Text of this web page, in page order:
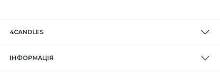
4CANDLES
ІНФОРМАЦІЯ